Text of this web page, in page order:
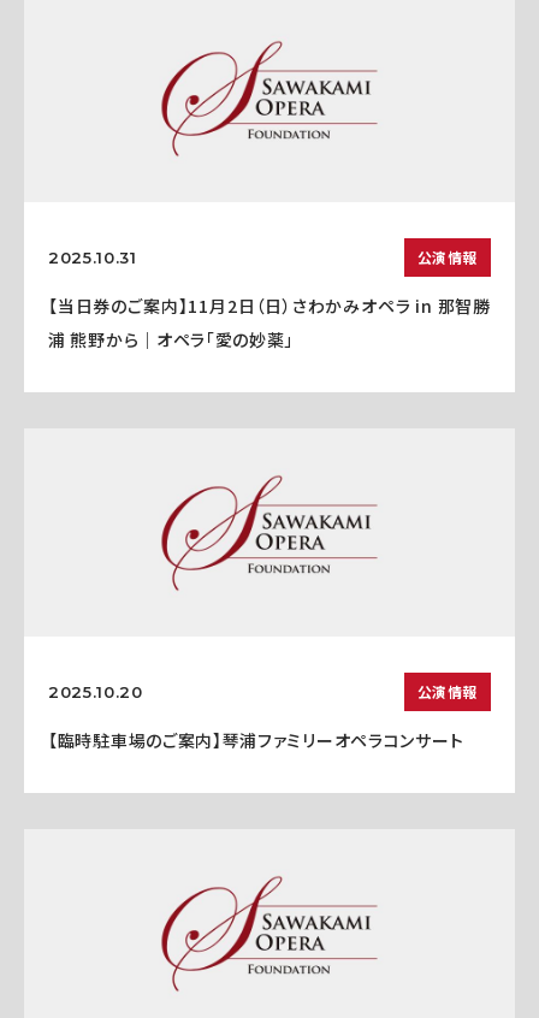
2025.10.31 公演情報
【当日券のご案内】11月2日（日）さわかみオペラ in 那智勝
浦 熊野から｜オペラ「愛の妙薬」
2025.10.20 公演情報
【臨時駐車場のご案内】琴浦ファミリーオペラコンサート